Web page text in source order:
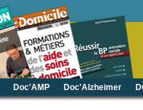
Doc'AMP Doc'Alzheimer